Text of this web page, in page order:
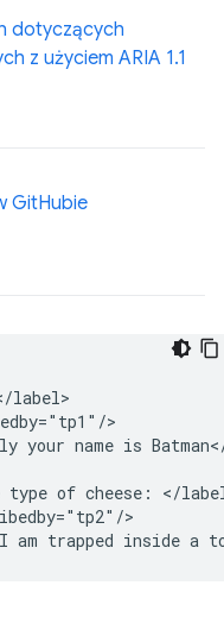
dotyczących
z użyciem ARIA 1.1
GitHubie
label>
>
your name is
type of cheese: </
>